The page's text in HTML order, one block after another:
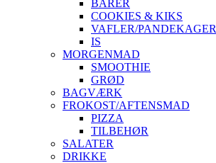
BARER
COOKIES & KIKS
VAFLER/PANDEKAGER
IS
MORGENMAD
SMOOTHIE
GRØD
BAGVÆRK
FROKOST/AFTENSMAD
PIZZA
TILBEHØR
SALATER
DRIKKE